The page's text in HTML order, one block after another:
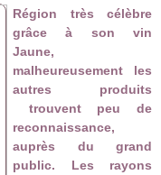
Région très célèbre
grâce à son vin
Jaune,
malheureusement les
autres produits
trouvent peu de
reconnaissance,
auprès du grand
public. Les rayons